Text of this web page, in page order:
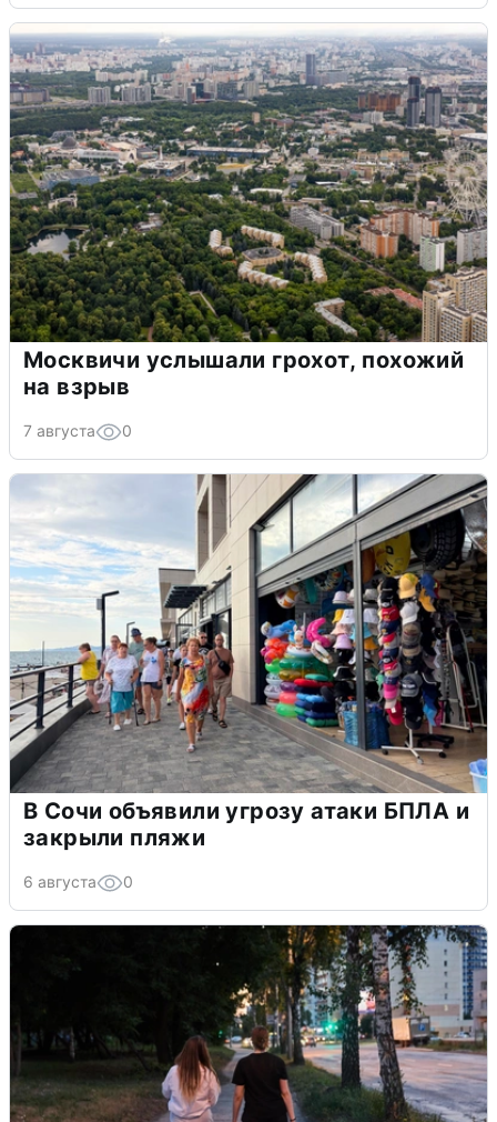
Москвичи услышали грохот, похожий
на взрыв
7 августа 0
В Сочи объявили угрозу атаки БПЛА и
закрыли пляжи
6 августа 0